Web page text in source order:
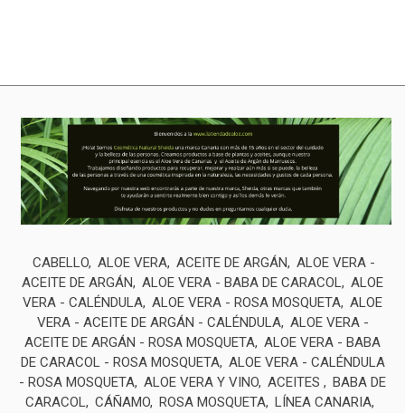
CABELLO ALOE VERA ACEITE DE ARGÁN
ALOE VERA -
ACEITE DE ARGÁN
ALOE VERA - BABA DE CARACOL ALOE
VERA - CALÉNDULA ALOE VERA - ROSA MOSQUETA ALOE
VERA - ACEITE DE ARGÁN - CALÉNDULA ALOE VERA -
ACEITE DE ARGÁN - ROSA MOSQUETA ALOE VERA - BABA
DE CARACOL - ROSA MOSQUETA ALOE VERA - CALÉNDULA
- ROSA MOSQUETA ALOE VERA Y VINO ACEITES
BABA DE
CARACOL CÁÑAMO ROSA MOSQUETA LÍNEA CANARIA